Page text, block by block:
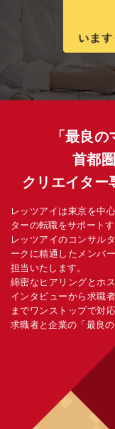
「最良
首都
クリエイター
レッツアイは東京を中
ターの転職をサポート
レッツアイのコンサル
ークに精通したメンバ
担当いたします。
綿密なヒアリングとホ
インタビューから求職
までワンストップで対
求職者と企業の「最良